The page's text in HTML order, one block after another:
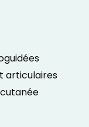
articulaires